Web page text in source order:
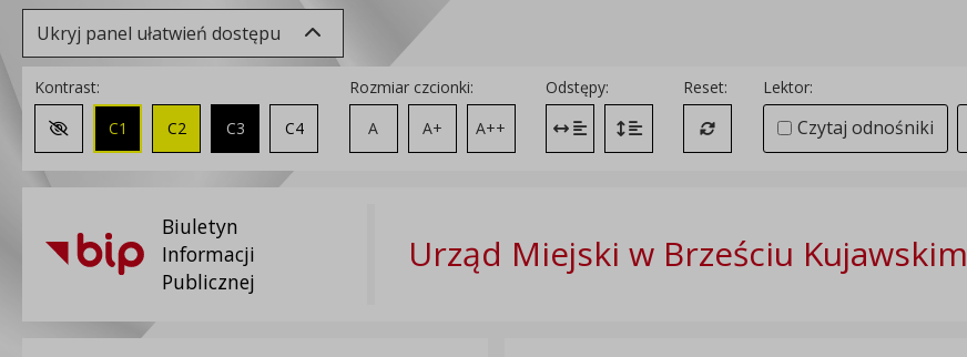
Ukryj panel ułatwień dostępu
Kontrast:
Zmień kontrast na domyślny
C1 C2 C3 C4
Rozmiar czcionki:
A
A+ A++
Odstępy:
Zmień odstęp między literami
Zmień interlinię i margines między paragrafami
Reset:
Przywróć ustawienia domyślne
Lektor:
Czytaj odnośniki
Biuletyn
Informacji
Publicznej
Urząd Miejski w Brześciu Kujawskim